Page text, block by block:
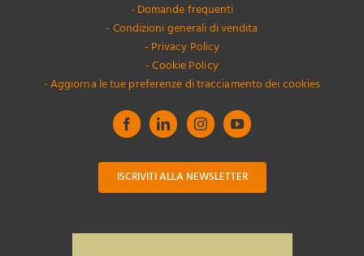
- Domande frequenti
- Condizioni generali di vendita
- Privacy Policy
- Cookie Policy
- Aggiorna le tue preferenze di tracciamento dei cookies
ISCRIVITI ALLA NEWSLETTER